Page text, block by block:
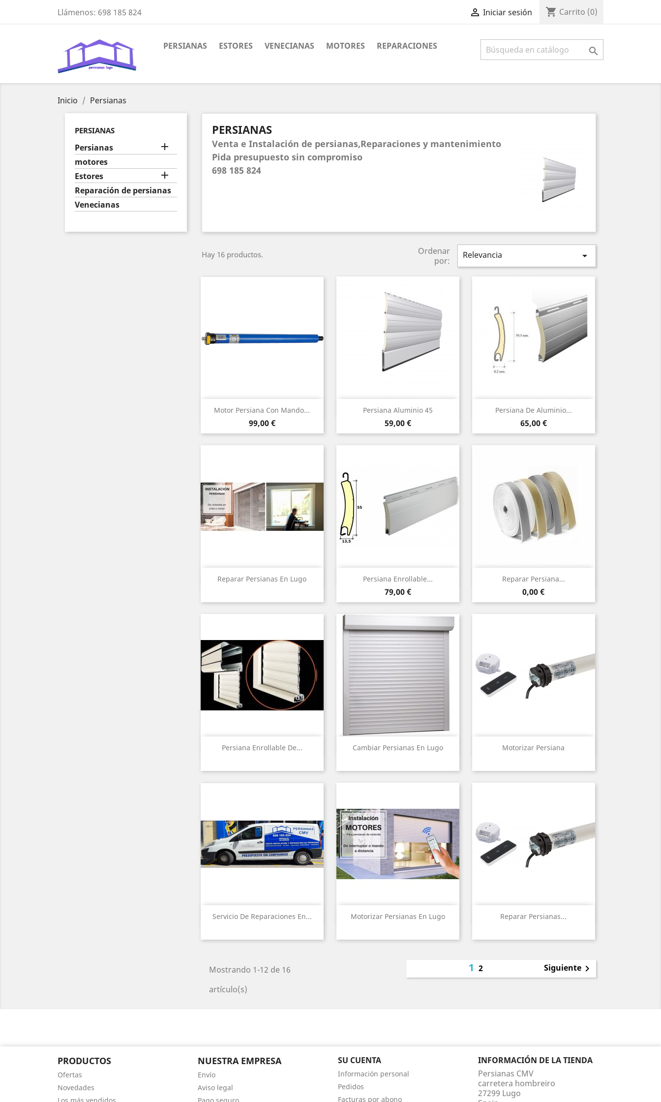
Llámenos: 698 185 824  Iniciar sesión shopping_cart Carrito (0)
PERSIANAS ESTORES VENECIANAS MOTORES REPARACIONES 
Inicio Persianas
PERSIANAS
Persianas 
motores
Estores

Reparación de persianas
Venecianas
PERSIANAS
Venta e Instalación de persianas,Reparaciones y mantenimiento
Pida presupuesto sin compromiso
698 185 824
Hay 16 productos.
Ordenar
por:
Relevancia 
Motor Persiana Con Mando...
Precio
99,00 €
Vista rápida Persiana Aluminio 45
Precio
59,00 €
Vista rápida Persiana De Aluminio...
Precio
65,00 €
Vista rápida
Reparar Persianas En Lugo
 Vista rápida Persiana Enrollable...
Precio
79,00 €
Vista rápida Reparar Persiana...
Precio
0,00 €
Vista rápida
Persiana Enrollable De...
Vista rápida Cambiar Persianas En Lugo
Vista rápida Motorizar Persiana
Vista rápida
Servicio De Reparaciones En...
Vista rápida Motorizar Persianas En Lugo
Vista rápida Reparar Persianas...
Vista rápida
Mostrando 1-12 de 16
artículo(s)
12 Siguiente
PRODUCTOS
Ofertas
Novedades
NUESTRA EMPRESA
Envío
Aviso legal
SU CUENTA
Información personal
Pedidos
Facturas por abono
INFORMACIÓN DE LA TIENDA
Persianas CMV
carretera hombreiro
27299 Lugo